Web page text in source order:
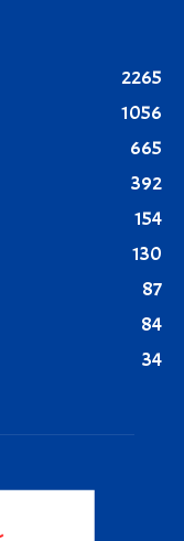
2265
1056
665
392
154
130
87
84
34